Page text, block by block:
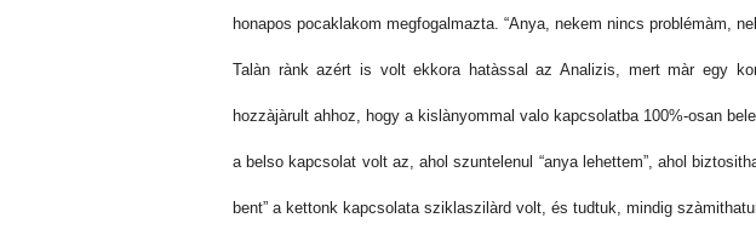
honapos pocaklakom megfogalmazta. “Anya, nekem nincs problémàm,
Talàn rànk azért is volt ekkora hatàssal az Analizis, mert màr egy
hozzàjàrult ahhoz, hogy a kislànyommal valo kapcsolatba 100%-osan
a belso kapcsolat volt az, ahol szuntelenul “anya lehettem”, ahol
bent” a kettonk kapcsolata sziklaszilàrd volt, és tudtuk, mindig